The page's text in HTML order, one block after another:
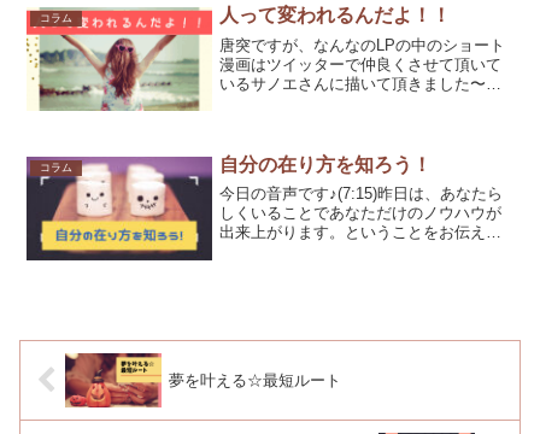
￣￣￣ワードプ...
コラム 人って変われるんだよ！！
唐突ですが、なんなのLPの中のショート
漫画はツイッターで仲良くさせて頂いて
いるサノエさんに描いて頂きました〜！
って思ってたんです。...
コラム 自分の在り方を知ろう！
今日の音声です♪(7:15)昨日は、あなたら
しくいることであなただけのノウハウが
出来上がります。ということをお伝えさ
夢を叶える☆最短ルート